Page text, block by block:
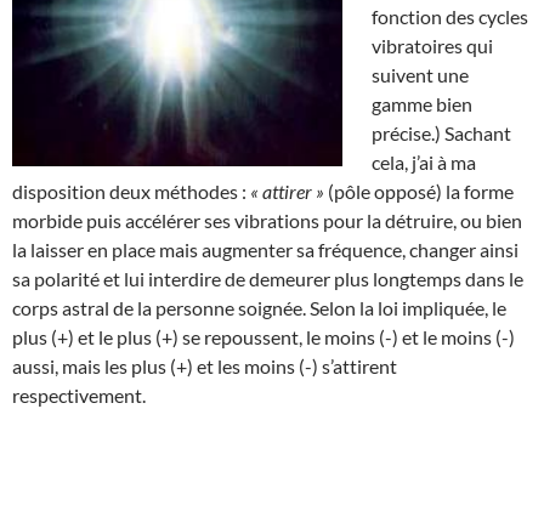
fonction des cycles
vibratoires qui
suivent une
gamme bien
précise.) Sachant
cela, j’ai à ma
disposition deux méthodes : « attirer » (pôle opposé) la forme
morbide puis accélérer ses vibrations pour la détruire, ou bien
la laisser en place mais augmenter sa fréquence, changer ainsi
sa polarité et lui interdire de demeurer plus longtemps dans le
corps astral de la personne soignée. Selon la loi impliquée, le
plus (+) et le plus (+) se repoussent, le moins (-) et le moins (-)
aussi, mais les plus (+) et les moins (-) s’attirent
respectivement.